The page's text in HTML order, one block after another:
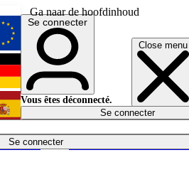
Ga naar de hoofdinhoud
Close menu
Se connecter
Économie
English
Deutsch
Español
Se connecter
Vous êtes déconnecté.
Se connecter